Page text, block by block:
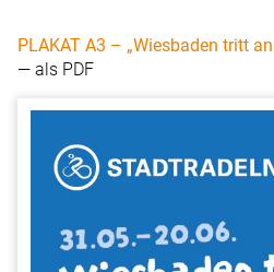
PLAKAT A3 – „Wiesbaden tritt
— als PDF